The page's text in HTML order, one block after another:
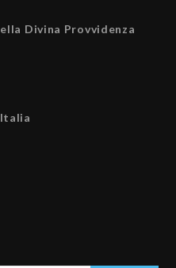
Divina Provvidenza